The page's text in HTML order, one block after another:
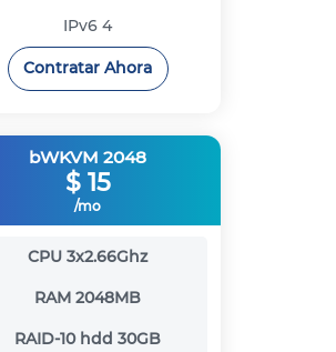
IPv6 4
Contratar Ahora
bWKVM 2048
$ 15
/mo
CPU 3x2.66Ghz
RAM 2048MB
RAID-10 hdd 30GB